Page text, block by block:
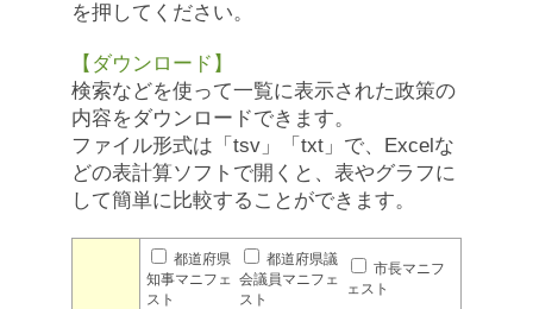
を押してください。
【ダウンロード】
検索などを使って一覧に表示された政策の
内容をダウンロードできます。
ファイル形式は「tsv」「txt」で、Excelな
どの表計算ソフトで開くと、表やグラフに
して簡単に比較することができます。
都道府県
知事マニフェ
スト
都道府県議
会議員マニフェ
スト
市長マニフ
ェスト